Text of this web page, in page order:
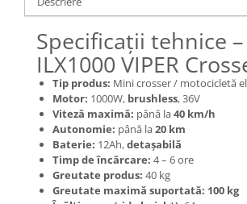
Furci / mânere principale &
secundare
Pliere, pasadores & tije
Crickuri / suporturi parcare
Suspensii & amortizoare
Rulmenți
Transmisii & lanțuri
Claxoane / sonerii (timbres)
Specificații tehnice –
ILX1000 VIPER
Tip produs: Mini crosser / motocicletă
Motor: 1000W, brushless, 36V
Viteză maximă: până la40 km/h
Autonomie: până la20 km
Baterie: 12Ah,detașabilă
Timp de încărcare: 4 – 6 ore
Greutate produs: 40 kg
Greutate maximă suportată: 100 kg